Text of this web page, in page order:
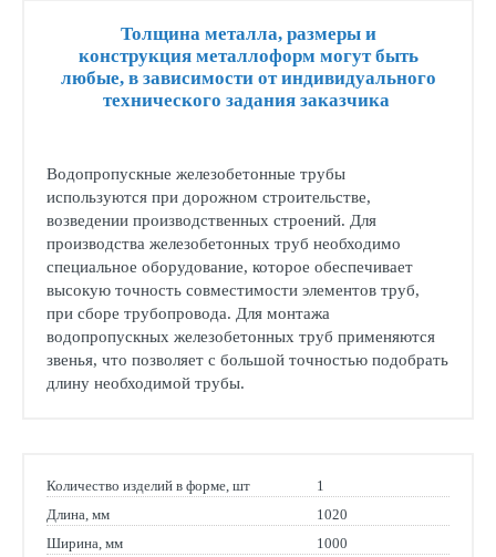
Толщина металла, размеры и
конструкция металлоформ могут быть
любые, в зависимости от индивидуального
технического задания заказчика
Водопропускные железобетонные трубы
используются при дорожном строительстве,
возведении производственных строений. Для
производства железобетонных труб необходимо
специальное оборудование, которое обеспечивает
высокую точность совместимости элементов труб,
при сборе трубопровода. Для монтажа
водопропускных железобетонных труб применяются
звенья, что позволяет с большой точностью подобрать
длину необходимой трубы.
Количество изделий в форме, шт
1
Длина, мм
1020
Ширина, мм
1000